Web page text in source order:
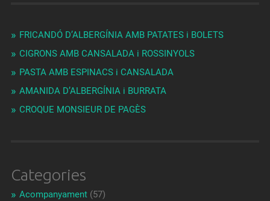
FRICANDÓ D’ALBERGÍNIA AMB PATATES i BOLETS
CIGRONS AMB CANSALADA i ROSSINYOLS
PASTA AMB ESPINACS i CANSALADA
AMANIDA D’ALBERGÍNIA i BURRATA
CROQUE MONSIEUR DE PAGÈS
Categories
Acompanyament(57)